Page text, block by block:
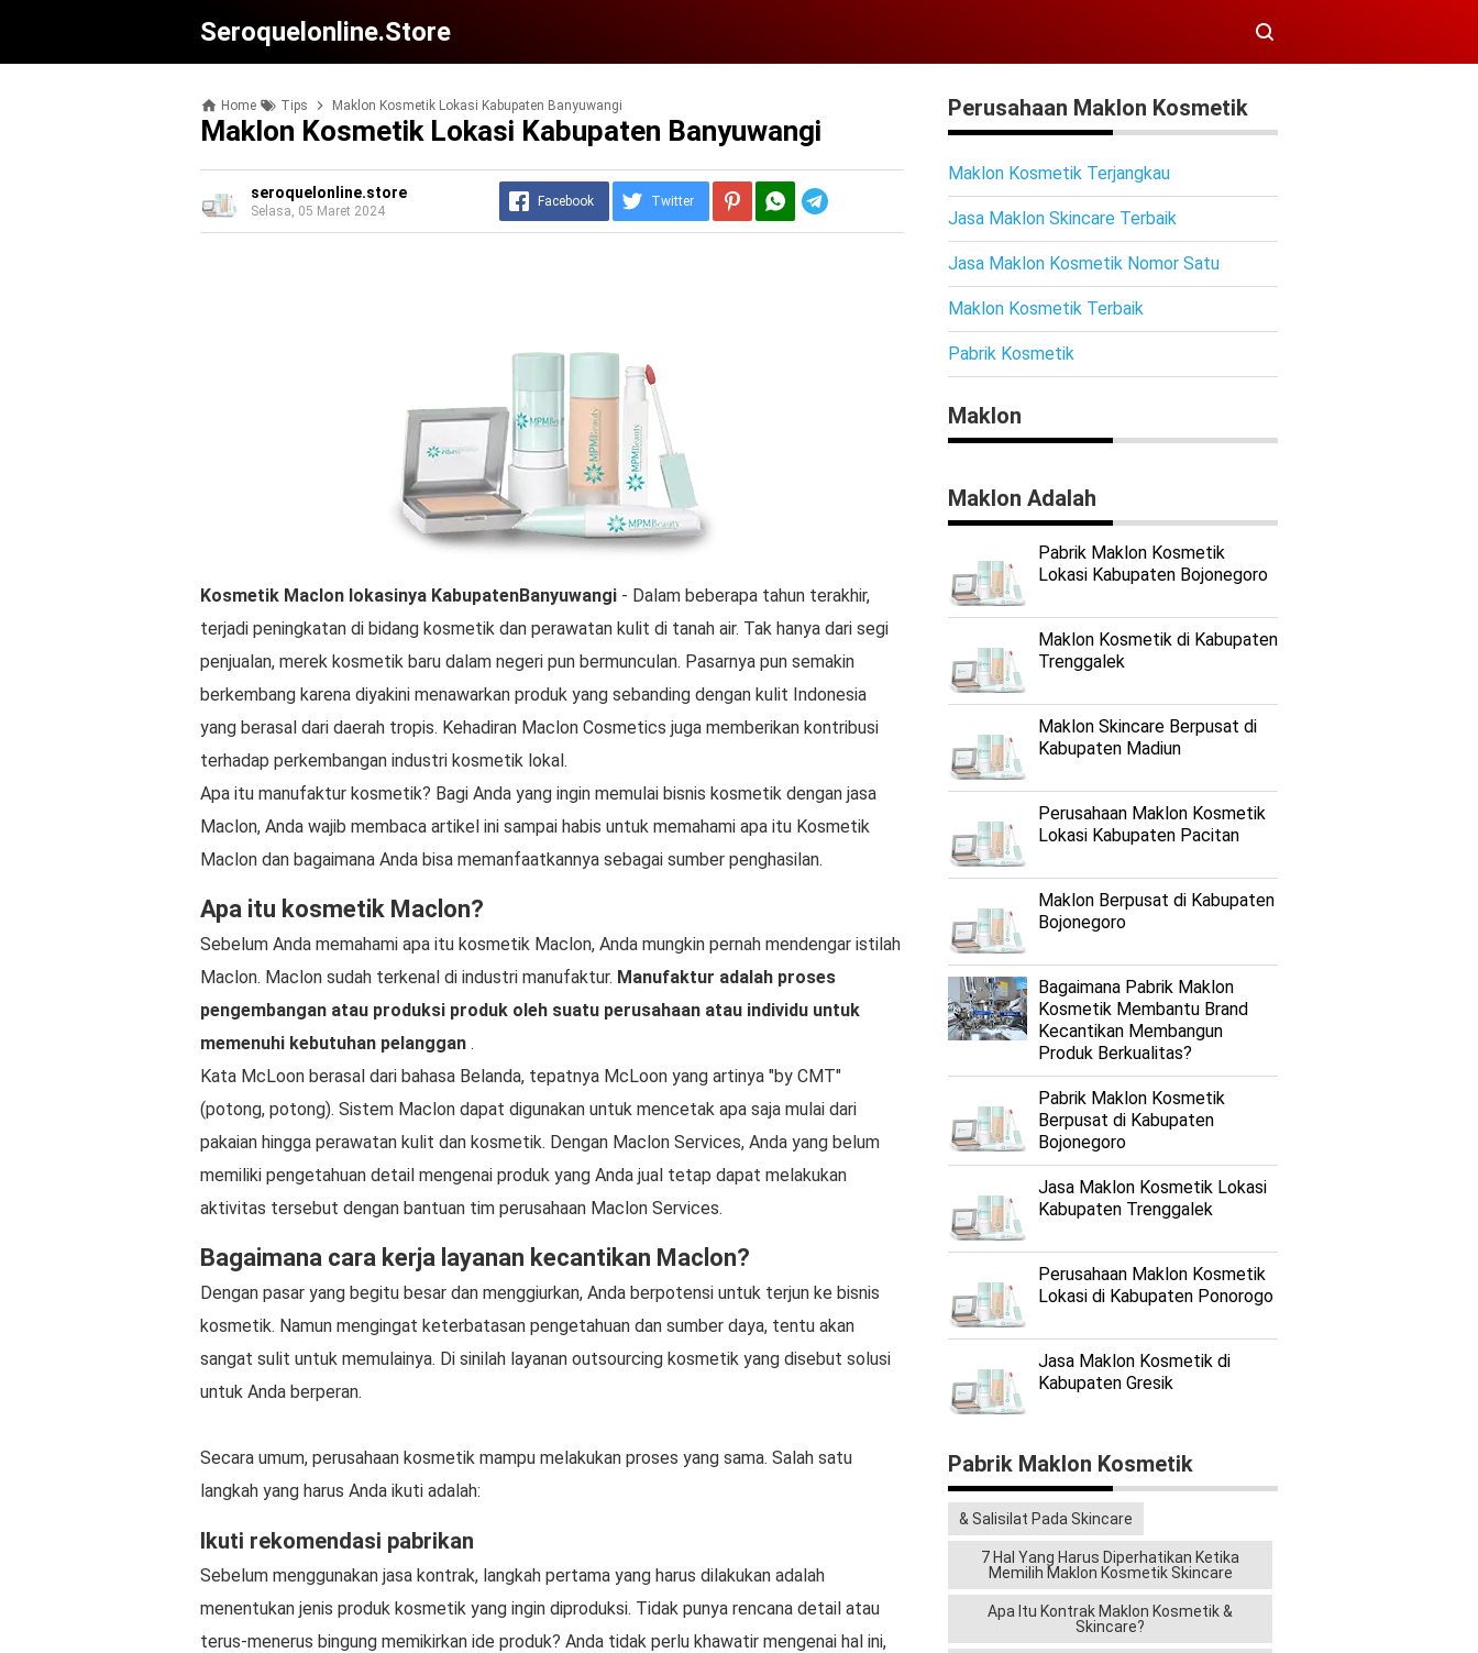
Seroquelonline.store
Home Tips Maklon Kosmetik Lokasi Kabupaten Banyuwangi
Maklon Kosmetik Lokasi Kabupaten Banyuwangi
seroquelonline.store
Selasa, 05 Maret 2024
Facebook Twitter
Kosmetik Maclon lokasinya KabupatenBanyuwangi - Dalam beberapa tahun terakhir,
terjadi peningkatan di bidang kosmetik dan perawatan kulit di tanah air. Tak hanya dari segi
penjualan, merek kosmetik baru dalam negeri pun bermunculan. Pasarnya pun semakin
berkembang karena diyakini menawarkan produk yang sebanding dengan kulit Indonesia
yang berasal dari daerah tropis. Kehadiran Maclon Cosmetics juga memberikan kontribusi
terhadap perkembangan industri kosmetik lokal.
Apa itu manufaktur kosmetik? Bagi Anda yang ingin memulai bisnis kosmetik dengan jasa
Maclon, Anda wajib membaca artikel ini sampai habis untuk memahami apa itu Kosmetik
Maclon dan bagaimana Anda bisa memanfaatkannya sebagai sumber penghasilan.
Apa itu kosmetik Maclon?
Sebelum Anda memahami apa itu kosmetik Maclon, Anda mungkin pernah mendengar istilah
Maclon. Maclon sudah terkenal di industri manufaktur. Manufaktur adalah proses
pengembangan atau produksi produk oleh suatu perusahaan atau individu untuk
memenuhi kebutuhan pelanggan .
Kata McLoon berasal dari bahasa Belanda, tepatnya McLoon yang artinya "by CMT"
(potong, potong). Sistem Maclon dapat digunakan untuk mencetak apa saja mulai dari
pakaian hingga perawatan kulit dan kosmetik. Dengan Maclon Services, Anda yang belum
memiliki pengetahuan detail mengenai produk yang Anda jual tetap dapat melakukan
aktivitas tersebut dengan bantuan tim perusahaan Maclon Services.
Bagaimana cara kerja layanan kecantikan Maclon?
Dengan pasar yang begitu besar dan menggiurkan, Anda berpotensi untuk terjun ke bisnis
kosmetik. Namun mengingat keterbatasan pengetahuan dan sumber daya, tentu akan
sangat sulit untuk memulainya. Di sinilah layanan outsourcing kosmetik yang disebut solusi
untuk Anda berperan.
Secara umum, perusahaan kosmetik mampu melakukan proses yang sama. Salah satu
langkah yang harus Anda ikuti adalah:
Ikuti rekomendasi pabrikan
Sebelum menggunakan jasa kontrak, langkah pertama yang harus dilakukan adalah
menentukan jenis produk kosmetik yang ingin diproduksi. Tidak punya rencana detail atau
terus-menerus bingung memikirkan ide produk? Anda tidak perlu khawatir mengenai hal ini,
Perusahaan Maklon Kosmetik
Maklon Kosmetik Terjangkau
Jasa Maklon Skincare Terbaik
Jasa Maklon Kosmetik Nomor Satu
Maklon Kosmetik Terbaik
Pabrik Kosmetik
Maklon
Maklon Adalah
Pabrik Maklon Kosmetik
Lokasi Kabupaten Bojonegoro
Maklon Kosmetik di Kabupaten
Trenggalek
Maklon Skincare Berpusat di
Kabupaten Madiun
Perusahaan Maklon Kosmetik
Lokasi Kabupaten Pacitan
Maklon Berpusat di Kabupaten
Bojonegoro
Bagaimana Pabrik Maklon
Kosmetik Membantu Brand
Kecantikan Membangun
Produk Berkualitas?
Pabrik Maklon Kosmetik
Berpusat di Kabupaten
Bojonegoro
Jasa Maklon Kosmetik Lokasi
Kabupaten Trenggalek
Perusahaan Maklon Kosmetik
Lokasi di Kabupaten Ponorogo
Jasa Maklon Kosmetik di
Kabupaten Gresik
Pabrik Maklon Kosmetik
& Salisilat Pada Skincare
7 Hal Yang Harus Diperhatikan Ketika
Memilih Maklon Kosmetik Skincare
Apa Itu Kontrak Maklon Kosmetik &
Skincare?